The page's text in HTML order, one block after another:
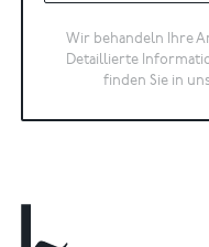
Wir behandeln Ihre
Detaillierte
finden Sie in